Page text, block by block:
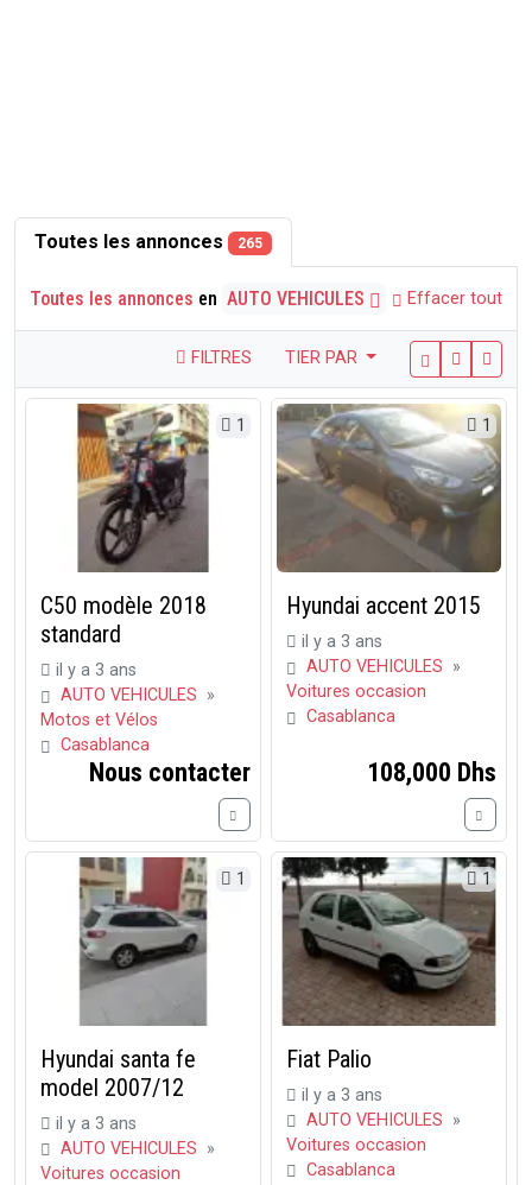
Toutes les annonces 265
Toutes les annonces en AUTO VEHICULES Effacer tout
FILTRES TIER PAR
1
C50 modèle 2018
standard
il y a 3 ans
AUTO VEHICULES »
Motos et Vélos
Casablanca
Nous contacter
1
Hyundai accent 2015
il y a 3 ans
AUTO VEHICULES »
Voitures occasion
Casablanca
108,000 Dhs
1
Hyundai santa fe
model 2007/12
il y a 3 ans
AUTO VEHICULES »
Voitures occasion
1
Fiat Palio
il y a 3 ans
AUTO VEHICULES »
Voitures occasion
Casablanca